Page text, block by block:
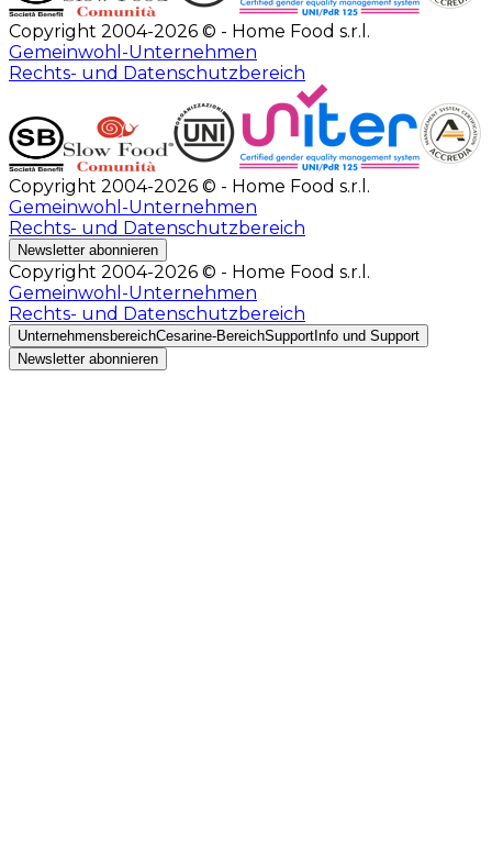
Copyright 2004-2026 © - Home Food s.r.l.
Gemeinwohl-Unternehmen
Rechts- und Datenschutzbereich
Copyright 2004-2026 © - Home Food s.r.l.
Gemeinwohl-Unternehmen
Rechts- und Datenschutzbereich
Newsletter abonnieren
Copyright 2004-2026 © - Home Food s.r.l.
Gemeinwohl-Unternehmen
Rechts- und Datenschutzbereich
UnternehmensbereichCesarine-BereichSupport Info und Support
Newsletter abonnieren